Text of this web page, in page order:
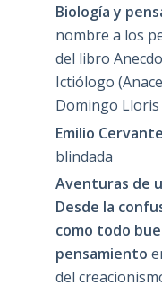
Biología y
nombre a los
del libro
Ictiólogo
Domingo Lloris
Emilio
blindada
Aventuras de
Desde la
como todo
pensamiento
del